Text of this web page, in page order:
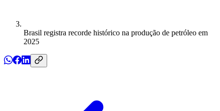
Brasil registra recorde histórico na produção de petróleo em
2025